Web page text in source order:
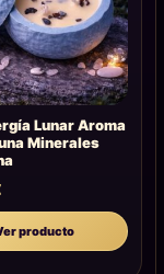
Lunar Aroma
Minerales
producto